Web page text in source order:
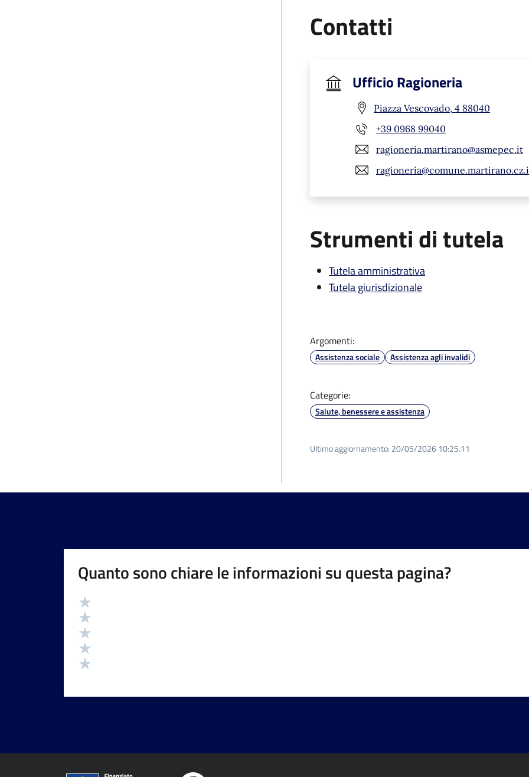
Contatti
Ufficio Ragioneria
Piazza Vescovado, 4 88040
+39 0968 99040
ragioneria.martirano@asmepec.it
Strumenti di tutela
Tutela amministrativa
Tutela giurisdizionale
Argomenti:
Assistenza sociale Assistenza agli invalidi
Categorie:
Salute, benessere e assistenza
Ultimo aggiornamento: 20/05/2026 10:25.11
Quanto sono chiare le informazioni su questa pagina?
Valutazione